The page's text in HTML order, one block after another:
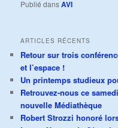
Publié dansAVI
ARTICLES RÉCENTS
Retour sur trois
et l’espace !
Un printemps studieux
Retrouvez-nous ce
nouvelle Médiathèque
Robert Strozzi honoré